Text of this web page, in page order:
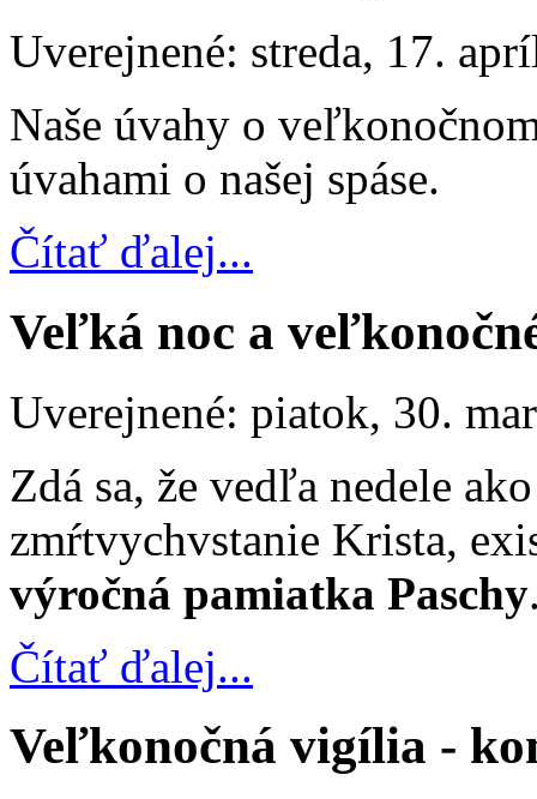
Uverejnené: streda, 17.
Naše úvahy o
úvahami o našej spáse.
Čítať ďalej...
Veľká noc a
Uverejnené: piatok, 30.
Zdá sa, že vedľa nedele
zmŕtvychvstanie Krista,
výročná pamiatka Paschy
Čítať ďalej...
Veľkonočná vigília -